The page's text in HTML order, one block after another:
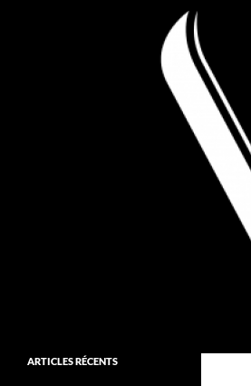
Folk Pagan Webzine
ARTICLES RÉCENTS